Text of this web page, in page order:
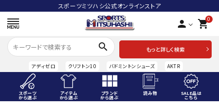
スポーツミツハシ公式オンラインストア
person 0
shopping_cart
search
もっと詳しく検索
アディゼロ クリフトン10 バドミントンシューズ AKTR
スポーツ
から選ぶ
アイテム
から選ぶ
ブランド
から選ぶ
読み物 SALE品は
こちら